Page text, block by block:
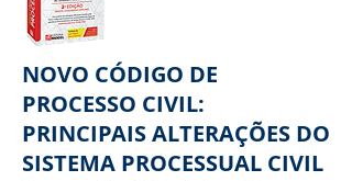
NOVO CÓDIGO DE
PROCESSO CIVIL:
PRINCIPAIS ALTERAÇÕES DO
SISTEMA PROCESSUAL CIVIL